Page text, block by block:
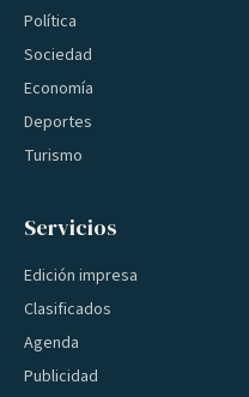
Política
Sociedad
Economía
Deportes
Turismo
Servicios
Edición impresa
Clasificados
Agenda
Publicidad